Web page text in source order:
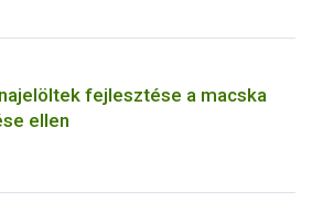
fejlesztése a macska
ellen